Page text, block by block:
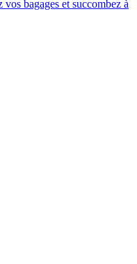
bagages et succombez à